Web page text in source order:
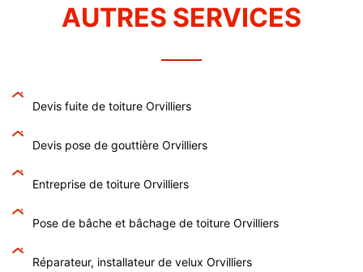
AUTRES SERVICES
Devis fuite de toiture Orvilliers
Devis pose de gouttière Orvilliers
Entreprise de toiture Orvilliers
Pose de bâche et bâchage de toiture Orvilliers
Réparateur, installateur de velux Orvilliers